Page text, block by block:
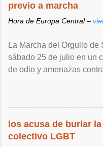
previo a marcha
Hora de Europa Central –
La Marcha del Orgullo
sábado 25 de julio en un
de odio y amenazas
los acusa de burlar
colectivo LGBT